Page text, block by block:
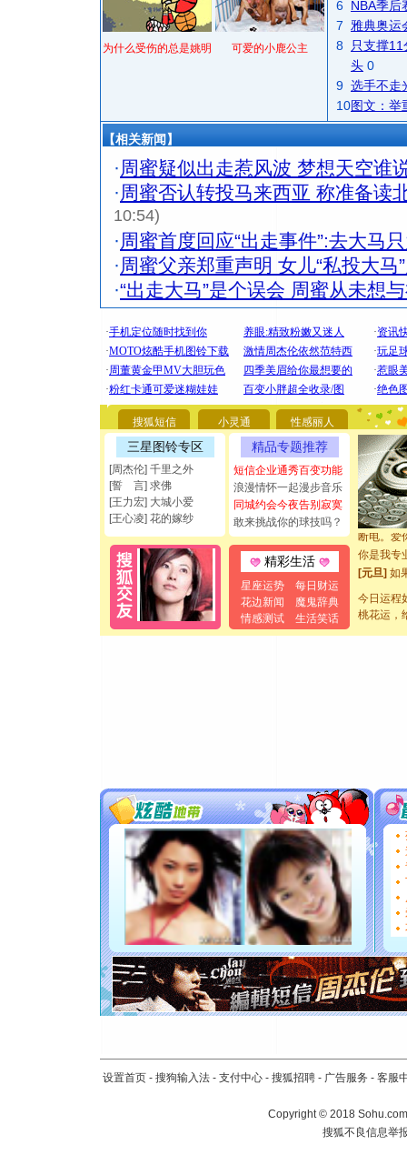
为什么受伤的总是姚明 可爱的小鹿公主
6 NBA季后
7
雅典奥运
8
只支撑
头 0
9 选手不走
10图文：举
【相关新闻】
·周蜜疑似出走惹风波 梦想天空谁
·周蜜否认转投马来西亚 称准备读
10:54)
·周蜜首度回应“出走事件”:去大马
·周蜜父亲郑重声明 女儿“私投大马
·“出走大马”是个误会 周蜜从未想
搜狐短信 小灵通 性感丽人
三星图铃专区
[周杰伦] 千里之外
[誓 言] 求佛
[王力宏] 大城小爱
[王心凌] 花的嫁纱
精品专题推荐
短信企业通秀百变功能
浪漫情怀一起漫步音乐
同城约会今夜告别寂寞
敢来挑战你的球技吗？
精彩生活
星座运势
每日财运
花边新闻
魔鬼辞典
情感测试
生活笑话
[圣诞节]
你太多
要平安！
[圣诞节]
能正大
都要快乐
[圣诞节]
如意,快
[元旦]看
断电。爱
你是我专
[元旦] 如
离。水晶
[元旦]当
[圣诞节]
你太多，
要平安！
[圣诞节]
能正大
都要快乐
[圣诞节]
如意,快
[元旦]
看
断电。爱
你是我专
[元旦]如
起；二是
泣，这痛
卖了。水
颜！冬去
道一声平
今日运程
桃花运，
设置首页 - 搜狗输入法 - 支付中心 - 搜狐招聘 - 广告服务 - 客服
Copyright ©2018
搜狐不良信息举